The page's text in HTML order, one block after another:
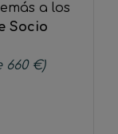
a los
Socio
660 €)